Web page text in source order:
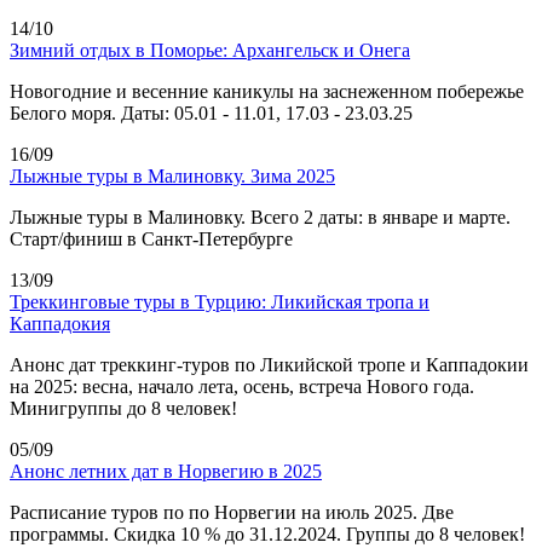
14/10
Зимний отдых в Поморье: Архангельск и Онега
Новогодние и весенние каникулы на заснеженном побережье
Белого моря. Даты: 05.01 - 11.01, 17.03 - 23.03.25
16/09
Лыжные туры в Малиновку. Зима 2025
Лыжные туры в Малиновку. Всего 2 даты: в январе и марте.
Старт/финиш в Санкт-Петербурге
13/09
Треккинговые туры в Турцию: Ликийская тропа и
Каппадокия
Анонс дат треккинг-туров по Ликийской тропе и Каппадокии
на 2025: весна, начало лета, осень, встреча Нового года.
Минигруппы до 8 человек!
05/09
Анонс летних дат в Норвегию в 2025
Расписание туров по по Норвегии на июль 2025. Две
программы. Скидка 10 % до 31.12.2024. Группы до 8 человек!